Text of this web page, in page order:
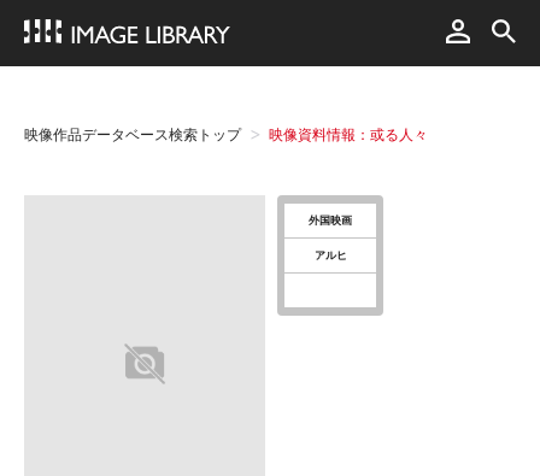
映像作品データベース検索トップ 映像資料情報：或る人々
外国映画
アルヒ